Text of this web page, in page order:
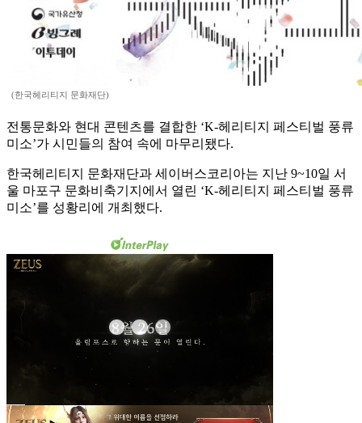
(한국헤리티지 문화재단)
전통문화와 현대 콘텐츠를 결합한 ‘K-헤리티지 페스티벌 풍류
미소’가 시민들의 참여 속에 마무리됐다.
한국헤리티지 문화재단과 세이버스코리아는 지난 9~10일 서
울 마포구 문화비축기지에서 열린 ‘K-헤리티지 페스티벌 풍류
미소’를 성황리에 개최했다.